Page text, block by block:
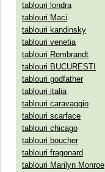
tablouri londra
tablouri Maci
tablouri kandinsky
tablouri venetia
tablouri Rembrandt
tablouri BUCURESTI
tablouri godfather
tablouri italia
tablouri caravaggio
tablouri scarface
tablouri chicago
tablouri boucher
tablouri fragonard
tablouri Marilyn Monroe